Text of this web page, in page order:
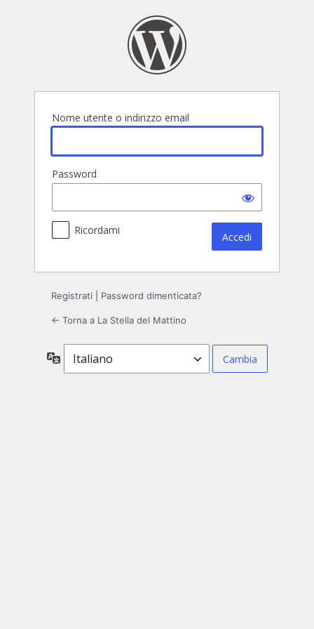
Nome utente o indirizzo email
Password
Ricordami
Registrati Password dimenticata?
← Torna a La Stella del Mattino
Lingua